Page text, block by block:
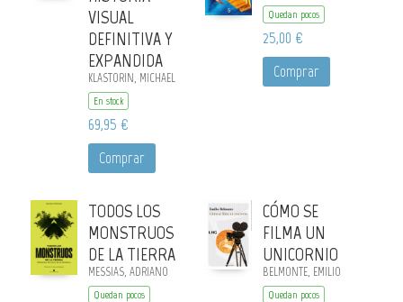
VISUAL
DEFINITIVA Y
EXPANDIDA
KLASTORIN, MICHAEL
En stock
69,95 €
Comprar
Quedan pocos
25,00 €
Comprar
TODOS LOS
MONSTRUOS
DE LA TIERRA
MESSIAS, ADRIANO
Quedan pocos
CÓMO SE
FILMA UN
UNICORNIO
BELMONTE, EMILIO
Quedan pocos